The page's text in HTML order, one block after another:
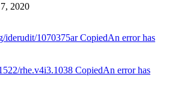
2020
iderudit/1070375arCopiedAn error has
rhe.v4i3.1038 CopiedAn error has